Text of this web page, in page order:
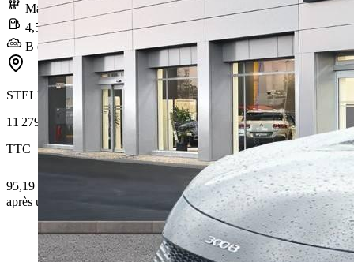
Manuelle
4,5 l/100km
B (119 g/km)
STELLANTIS &YOU CESSON-SÉVIGNÉ
11 279 €
TTC
95,19 € /Mois
après un premier loyer de 3 383,7 €